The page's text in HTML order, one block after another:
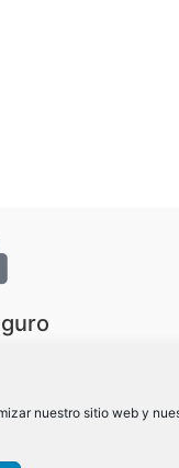
nuestro sitio web y